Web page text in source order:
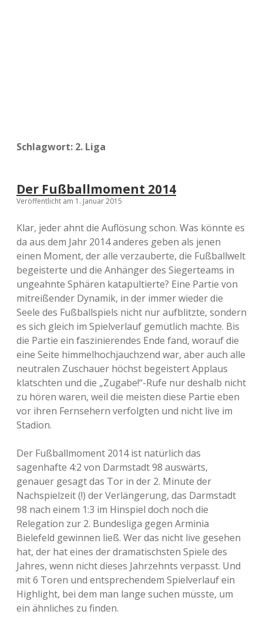
Schlagwort: 2. Liga
Der Fußballmoment 2014
Veröffentlicht am 1. Januar 2015
Klar, jeder ahnt die Auflösung schon. Was könnte es
da aus dem Jahr 2014 anderes geben als jenen
einen Moment, der alle verzauberte, die Fußballwelt
begeisterte und die Anhänger des Siegerteams in
ungeahnte Sphären katapultierte? Eine Partie von
mitreißender Dynamik, in der immer wieder die
Seele des Fußballspiels nicht nur aufblitzte, sondern
es sich gleich im Spielverlauf gemütlich machte. Bis
die Partie ein faszinierendes Ende fand, worauf die
eine Seite himmelhochjauchzend war, aber auch alle
neutralen Zuschauer höchst begeistert Applaus
klatschten und die „Zugabe!“-Rufe nur deshalb nicht
zu hören waren, weil die meisten diese Partie eben
vor ihren Fernsehern verfolgten und nicht live im
Stadion.
Der Fußballmoment 2014 ist natürlich das
sagenhafte 4:2 von Darmstadt 98 auswärts,
genauer gesagt das Tor in der 2. Minute der
Nachspielzeit (!) der Verlängerung, das Darmstadt
98 nach einem 1:3 im Hinspiel doch noch die
Relegation zur 2. Bundesliga gegen Arminia
Bielefeld gewinnen ließ. Wer das nicht live gesehen
hat, der hat eines der dramatischsten Spiele des
Jahres, wenn nicht dieses Jahrzehnts verpasst. Und
mit 6 Toren und entsprechendem Spielverlauf ein
Highlight, bei dem man lange suchen müsste, um
ein ähnliches zu finden.